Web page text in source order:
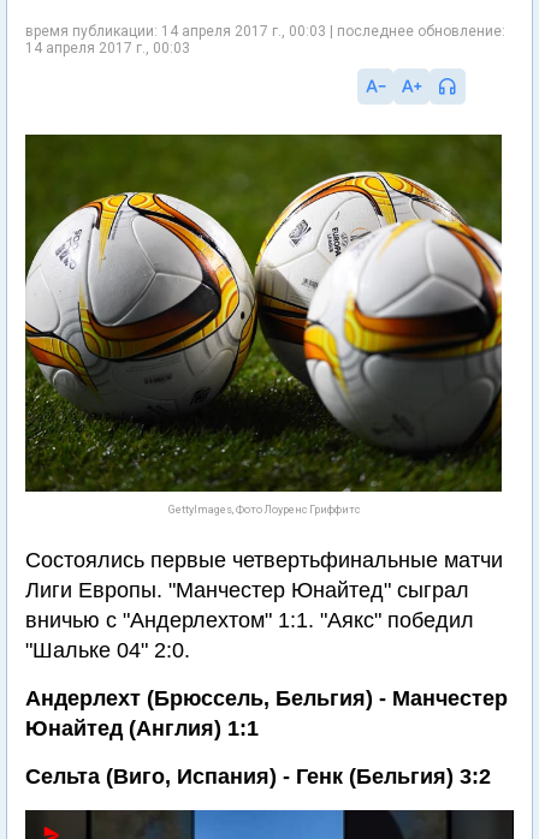
время публикации: 14 апреля 2017 г., 00:03 | последнее обновление:
14 апреля 2017 г., 00:03
GettyImages, Фото Лоуренс Гриффитс
Состоялись первые четвертьфинальные матчи
Лиги Европы. "Манчестер Юнайтед" сыграл
вничью с "Андерлехтом" 1:1. "Аякс" победил
"Шальке 04" 2:0.
Андерлехт (Брюссель, Бельгия) - Манчестер
Юнайтед (Англия) 1:1
Сельта (Виго, Испания) - Генк (Бельгия) 3:2